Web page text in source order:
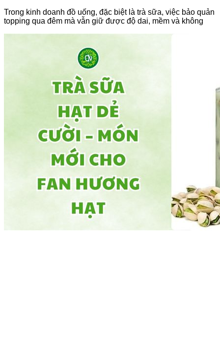
Trong kinh doanh đồ uống, đặc biệt là trà sữa, việc bảo quản
topping qua đêm mà vẫn giữ được độ dai, mềm và không